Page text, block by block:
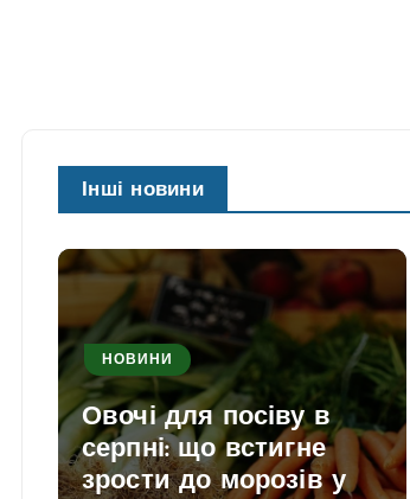
Інші новини
НОВИНИ
Овочі для посіву в
серпні: що встигне
зрости до морозів у